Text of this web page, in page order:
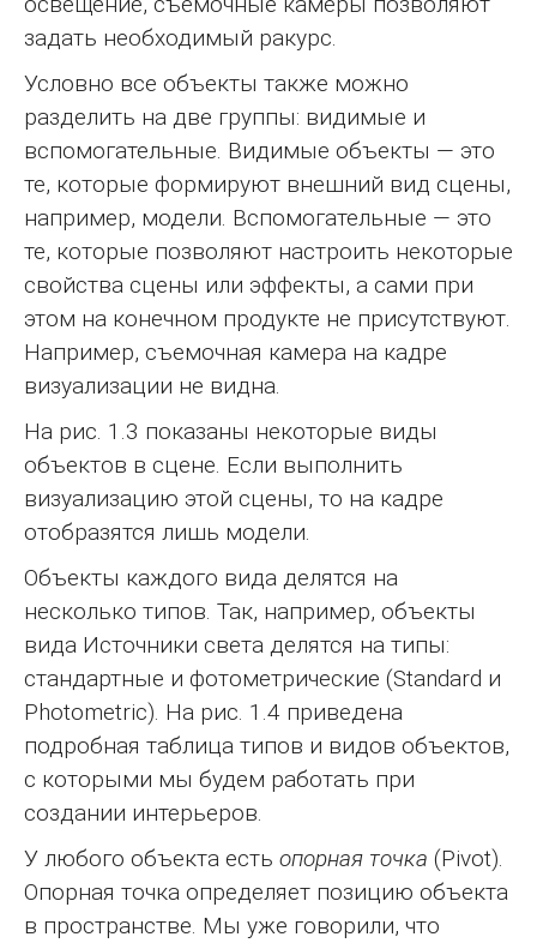
задать необходимый ракурс.
Условно все объекты также можно
разделить на две группы: видимые и
вспомогательные. Видимые объекты — это
те, которые формируют внешний вид сцены,
например, модели. Вспомогательные — это
те, которые позволяют настроить некоторые
свойства сцены или эффекты, а сами при
этом на конечном продукте не присутствуют.
Например, съемочная камера на кадре
визуализации не видна.
На рис. 1.3 показаны некоторые виды
объектов в сцене. Если выполнить
визуализацию этой сцены, то на кадре
отобразятся лишь модели.
Объекты каждого вида делятся на
несколько типов. Так, например, объекты
вида Источники света делятся на типы:
стандартные и фотометрические (Standard и
Photometric). На рис. 1.4 приведена
подробная таблица типов и видов объектов,
с которыми мы будем работать при
создании интерьеров.
У любого объекта есть опорная точка (Pivot).
Опорная точка определяет позицию объекта
в пространстве. Мы уже говорили, что